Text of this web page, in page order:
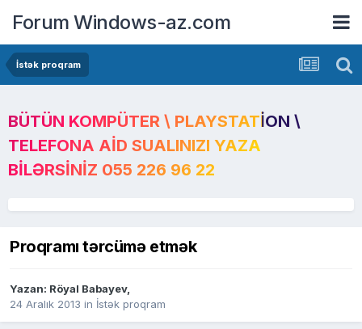
Forum Windows-az.com
İstək proqram
BÜTÜN KOMPÜTER \ PLAYSTATION \
TELEFONA AID SUALINIZI YAZA
BILƏRSINIZ 055 226 96 22
Proqramı tərcümə etmək
Yazan: Röyal Babayev,
24 Aralık 2013 in İstək proqram